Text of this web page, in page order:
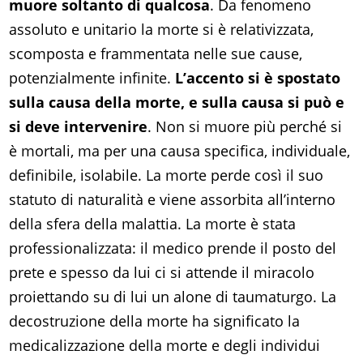
muore soltanto di qualcosa. Da fenomeno
assoluto e unitario la morte si è relativizzata,
scomposta e frammentata nelle sue cause,
potenzialmente infinite. L’accento si è spostato
sulla causa della morte, e sulla causa si può e
si deve intervenire. Non si muore più perché si
è mortali, ma per una causa specifica, individuale,
definibile, isolabile. La morte perde così il suo
statuto di naturalità e viene assorbita all’interno
della sfera della malattia. La morte è stata
professionalizzata: il medico prende il posto del
prete e spesso da lui ci si attende il miracolo
proiettando su di lui un alone di taumaturgo. La
decostruzione della morte ha significato la
medicalizzazione della morte e degli individui